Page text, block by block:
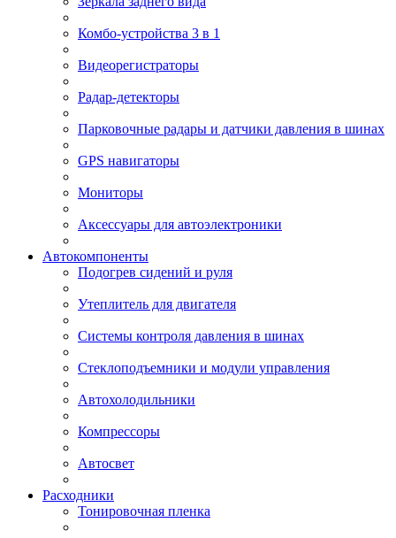
Комбо-устройства 3 в 1
Видеорегистраторы
Радар-детекторы
Парковочные радары и датчики давления в шинах
GPS навигаторы
Мониторы
Аксессуары для автоэлектроники
Автокомпоненты
Подогрев сидений и руля
Утеплитель для двигателя
Системы контроля давления в шинах
Стеклоподъемники и модули управления
Автохолодильники
Компрессоры
Автосвет
Расходники
Тонировочная пленка